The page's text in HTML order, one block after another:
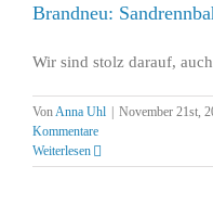
Brandneu:
Wir sind stolz darauf,
Von Anna Uhl | November 21st,
Kommentare
Weiterlesen